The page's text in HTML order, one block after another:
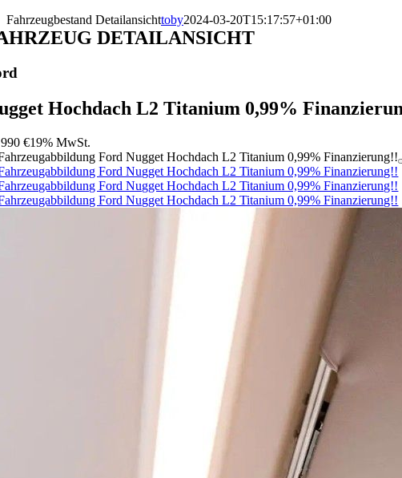
Fahrzeugbestand Detailansichttoby2024-03-20T15:17:57+01:00
DETAILANSICHT
Hochdach L2 Titanium 0,99%
€19% MwSt.